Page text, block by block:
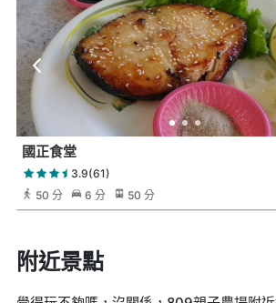
國正食堂
3.9(61)
50 分
6 分 50 分
附近景點